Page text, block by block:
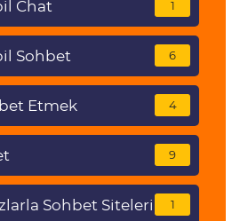
Chat 1
Sohbet 6
Etmek 4
9
Sohbet Siteleri 1